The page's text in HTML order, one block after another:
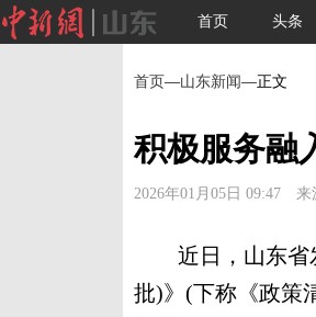
首页 头条
首页—山东新闻—正文
积极服务融
2026年01月05日 09:47 来
近日，山东省发
批)》(下称《政策